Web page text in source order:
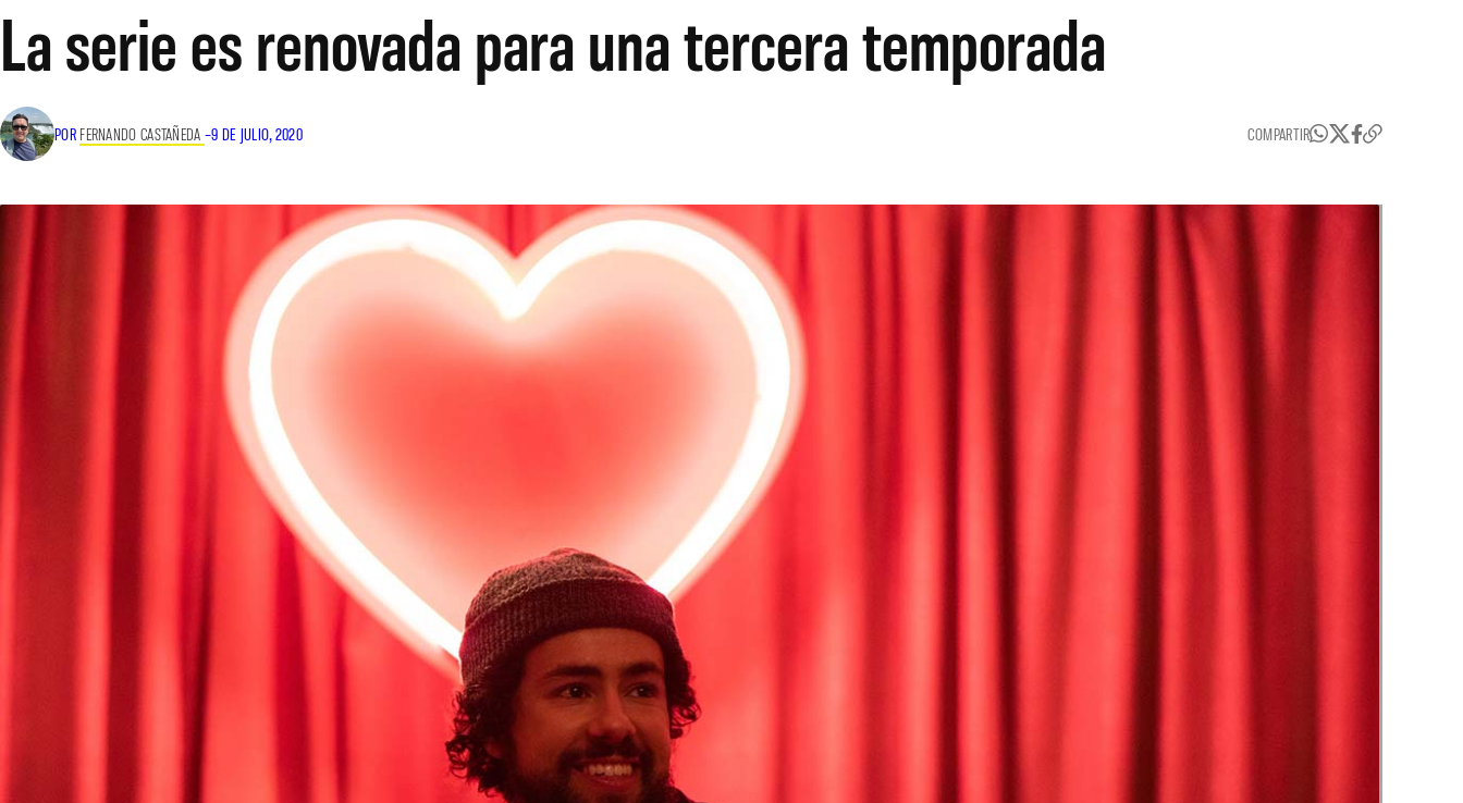
La serie es renovada para una tercera temporada
POR FERNANDO CASTAÑEDA –9 DE JULIO, 2020 COMPARTIR